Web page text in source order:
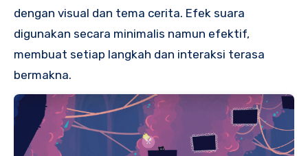
dengan visual dan tema cerita. Efek suara
digunakan secara minimalis namun efektif,
membuat setiap langkah dan interaksi terasa
bermakna.